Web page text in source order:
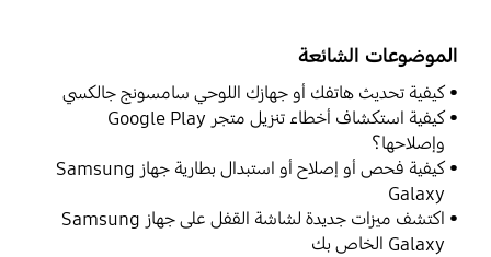
الموضوعات الشائعة
كيفية تحديث هاتفك أو جهازك اللوحي سامسونج جالكسي
كيفية استكشاف أخطاء تنزيل متجر Google Play
وإصلاحها؟
كيفية فحص أو إصلاح أو استبدال بطارية جهاز Samsung
Galaxy
اكتشف ميزات جديدة لشاشة القفل على جهاز Samsung
Galaxy الخاص بك